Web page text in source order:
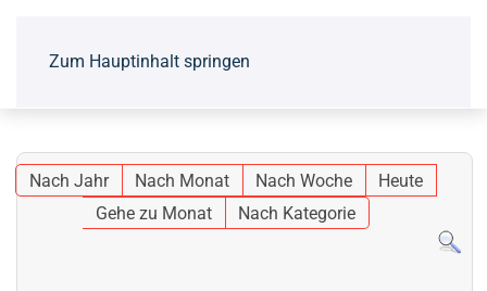
Zum Hauptinhalt springen
Nach Jahr Nach Monat Nach Woche
Heute
Gehe zu Monat
Nach Kategorie